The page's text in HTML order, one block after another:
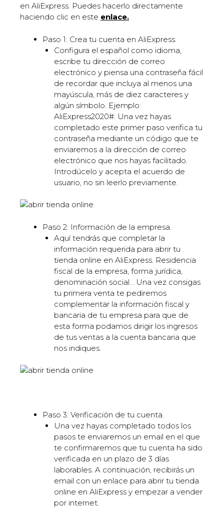
en AliExpress. Puedes hacerlo directamente
haciendo clic en este enlace.
Paso 1: Crea tu cuenta en AliExpress.
Configura el español como idioma,
escribe tu dirección de correo
electrónico y piensa una contraseña fácil
de recordar que incluya al menos una
mayúscula, más de diez caracteres y
algún símbolo. Ejemplo:
AliExpress2020#. Una vez hayas
completado este primer paso verifica tu
contraseña mediante un código que te
enviaremos a la dirección de correo
electrónico que nos hayas facilitado.
Introdúcelo y acepta el acuerdo de
usuario, no sin leerlo previamente.
Paso 2: Información de la empresa.
Aquí tendrás que completar la
información requerida para abrir tu
tienda online en AliExpress. Residencia
fiscal de la empresa, forma jurídica,
denominación social… Una vez consigas
tu primera venta te pediremos
complementar la información fiscal y
bancaria de tu empresa para que de
esta forma podamos dirigir los ingresos
de tus ventas a la cuenta bancaria que
nos indiques.
Paso 3: Verificación de tu cuenta.
Una vez hayas completado todos los
pasos te enviaremos un email en el que
te confirmaremos que tu cuenta ha sido
verificada en un plazo de 3 días
laborables. A continuación, recibirás un
email con un enlace para abrir tu tienda
online en AliExpress y empezar a vender
por internet.